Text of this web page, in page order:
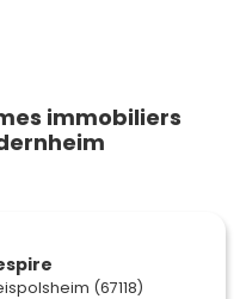
immobiliers
(67118)